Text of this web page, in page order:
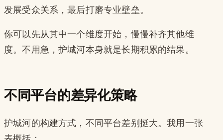
发展受众关系，最后打磨专业壁垒。
你可以先从其中一个维度开始，慢慢补齐其他维
度。不用急，护城河本身就是长期积累的结果。
不同平台的差异化策略
护城河的构建方式，不同平台差别挺大。我用一张